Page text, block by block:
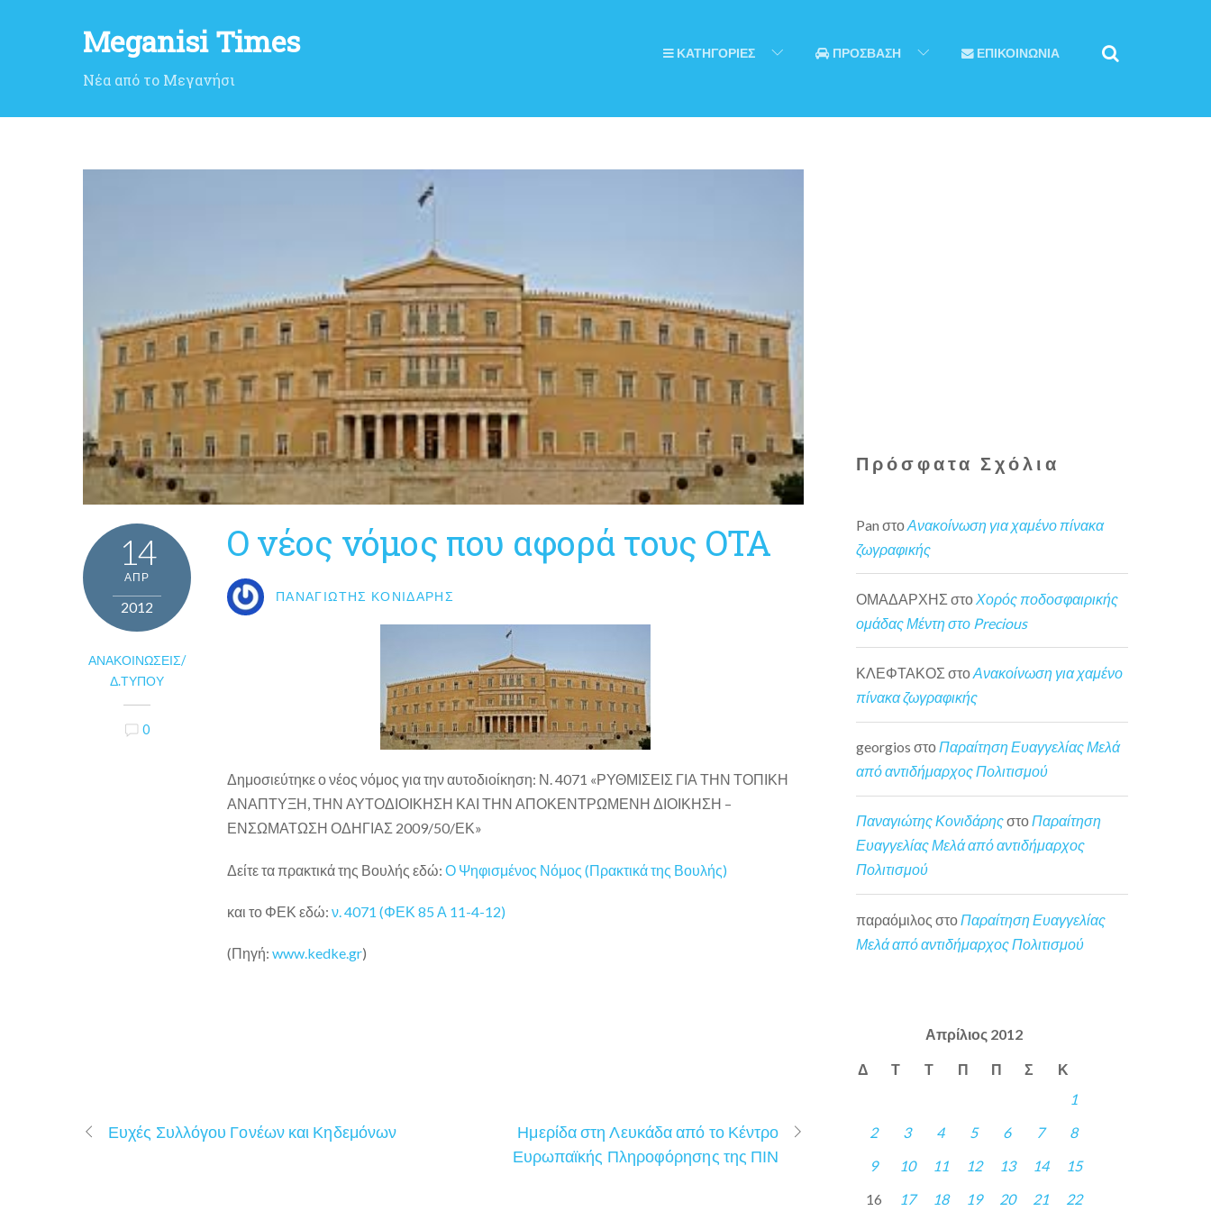
Meganisi Times
Νέα από το Μεγανήσι
ΚΑΤΗΓΟΡΙΕΣ ΠΡΟΣΒΑΣΗ ΕΠΙΚΟΙΝΩΝΙΑ
14
ΑΠΡ
2012
ΑΝΑΚΟΙΝΏΣΕΙΣ/
Δ.ΤΎΠΟΥ
0
Ο νέος νόμος που αφορά τους ΟΤΑ
ΠΑΝΑΓΙΏΤΗΣ ΚΟΝΙΔΆΡΗΣ
Δημοσιεύτηκε ο νέος νόμος για την αυτοδιοίκηση: Ν. 4071 «ΡΥΘΜΙΣΕΙΣ ΓΙΑ ΤΗΝ ΤΟΠΙΚΗ
ΑΝΑΠΤΥΞΗ, ΤΗΝ ΑΥΤΟΔΙΟΙΚΗΣΗ ΚΑΙ ΤΗΝ ΑΠΟΚΕΝΤΡΩΜΕΝΗ ΔΙΟΙΚΗΣΗ –
ΕΝΣΩΜΑΤΩΣΗ ΟΔΗΓΙΑΣ 2009/50/ΕΚ»
Δείτε τα πρακτικά της Βουλής εδώ: Ο Ψηφισμένος Νόμος (Πρακτικά της Βουλής)
και το ΦΕΚ εδώ: ν. 4071 (ΦΕΚ 85 Α 11-4-12)
(Πηγή: www.kedke.gr)
Ευχές Συλλόγου Γονέων και Κηδεμόνων
Ημερίδα στη Λευκάδα από το Κέντρο
Ευρωπαϊκής Πληροφόρησης της ΠΙΝ
Πρόσφατα Σχόλια
Pan στοΑνακοίνωση για χαμένο πίνακα
ζωγραφικής
ΟΜΑΔΑΡΧΗΣ στο Χορός ποδοσφαιρικής
ομάδας Μέντη στο Precious
ΚΛΕΦΤΑΚΟΣ στοΑνακοίνωση για χαμένο
πίνακα ζωγραφικής
georgios στοΠαραίτηση Ευαγγελίας Μελά
από αντιδήμαρχος Πολιτισμού
Παναγιώτης ΚονιδάρηςστοΠαραίτηση
Ευαγγελίας Μελά από αντιδήμαρχος
Πολιτισμού
παραόμιλος στο Παραίτηση Ευαγγελίας
Μελά από αντιδήμαρχος Πολιτισμού
Απρίλιος 2012
Δ Τ Τ Π Π Σ
Κ
1
2
3 4 5 6 7
8
9
10 11 12 13 14
15
16
17 18 19 20 21 22